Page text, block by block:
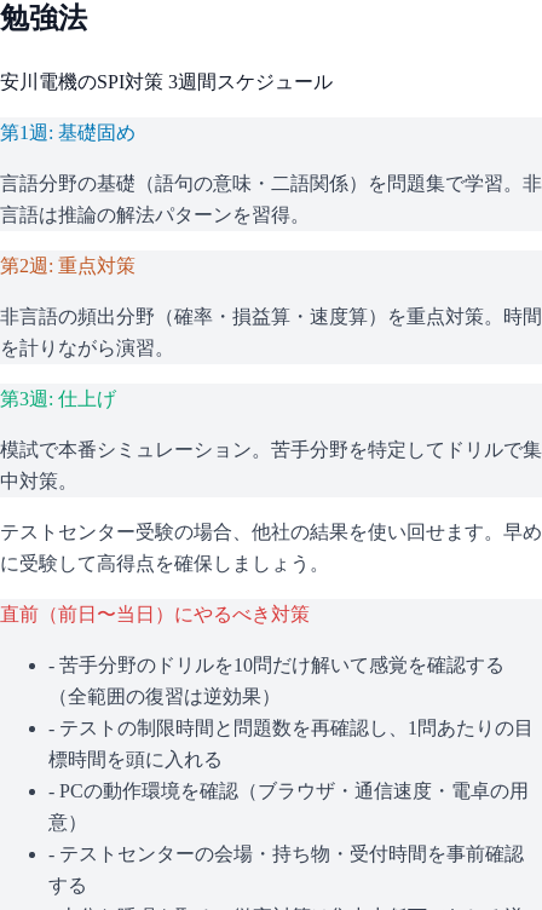
勉強法
安川電機のSPI対策 3週間スケジュール
第1週: 基礎固め
言語分野の基礎（語句の意味・二語関係）を問題集で学習。非
言語は推論の解法パターンを習得。
第2週: 重点対策
非言語の頻出分野（確率・損益算・速度算）を重点対策。時間
を計りながら演習。
第3週: 仕上げ
模試で本番シミュレーション。苦手分野を特定してドリルで集
中対策。
テストセンター受験の場合、他社の結果を使い回せます。早め
に受験して高得点を確保しましょう。
直前（前日〜当日）にやるべき対策
- 苦手分野のドリルを10問だけ解いて感覚を確認する
（全範囲の復習は逆効果）
- テストの制限時間と問題数を再確認し、1問あたりの目
標時間を頭に入れる
- PCの動作環境を確認（ブラウザ・通信速度・電卓の用
意）
- テストセンターの会場・持ち物・受付時間を事前確認
する